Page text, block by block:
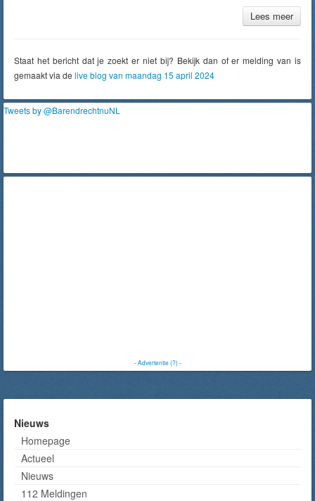
Lees meer
Staat het bericht dat je zoekt er niet bij? Bekijk dan of er melding van is
gemaakt via de live blog van maandag 15 april 2024
Tweets by @BarendrechtnuNL
-Advertentie (?)-
Nieuws
Homepage
Actueel
Nieuws
112 Meldingen